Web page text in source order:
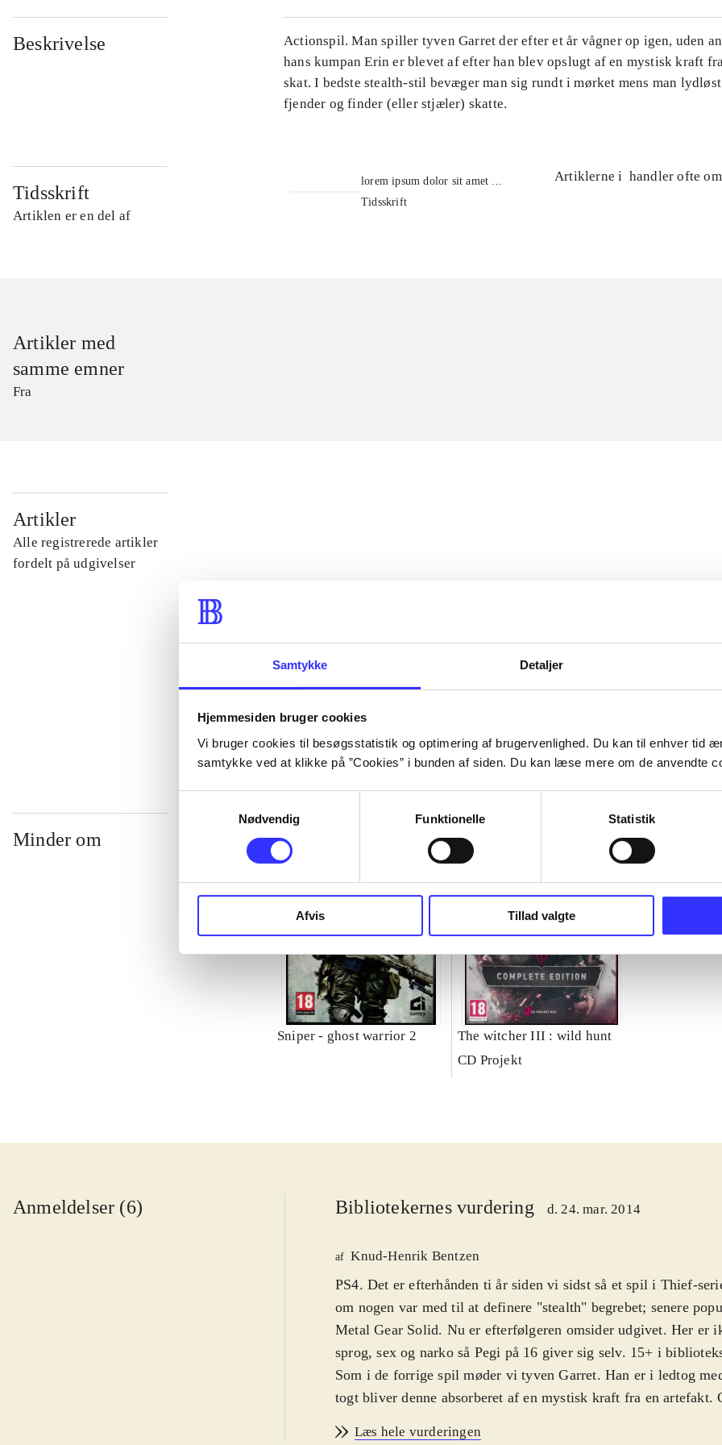
Samtykke Detaljer
Hjemmesiden bruger cookies
Vi bruger cookies til besøgsstatistik og optimering af brugervenlighed. Du kan til enhver tid
samtykke ved at klikke på ”Cookies” i bunden af siden. Du kan læse mere om de anvendte
Nødvendig
Funktionelle Statistik
Afvis Tillad valgte
Beskrivelse
Actionspil. Man spiller tyven Garret der efter et år vågner op igen, uden
hans kumpan Erin er blevet af efter han blev opslugt af en mystisk kraft
skat. I bedste stealth-stil bevæger man sig rundt i mørket mens man
fjender og finder (eller stjæler) skatte.
Tidsskrift
Artiklen er en del af
lorem ipsum dolor sit amet ...
Tidsskrift
Artiklerne i handler ofte om
Artikler med
samme emner
Fra
Artikler
Alle registrerede artikler
fordelt på udgivelser
...
...
Minder om
Sniper - ghost warrior 2
The witcher III : wild hunt
CD Projekt
Anmeldelser (6) Bibliotekernes vurdering d. 24. mar. 2014
af Knud-Henrik Bentzen
PS4. Det er efterhånden ti år siden vi sidst så et spil i Thief-
om nogen var med til at definere "stealth" begrebet; senere
Metal Gear Solid. Nu er efterfølgeren omsider udgivet. Her er
sprog, sex og narko så Pegi på 16 giver sig selv. 15+ i
Som i de forrige spil møder vi tyven Garret. Han er i ledtog
togt bliver denne absorberet af en mystisk kraft fra en artefakt.
Læs hele vurderingen